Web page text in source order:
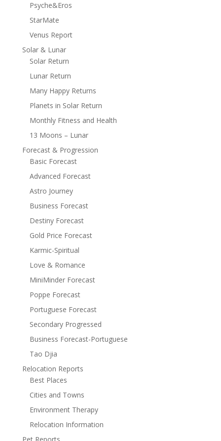
Psyche&Eros
StarMate
Venus Report
Solar & Lunar
Solar Return
Lunar Return
Many Happy Returns
Planets in Solar Return
Monthly Fitness and Health
13 Moons – Lunar
Forecast & Progression
Basic Forecast
Advanced Forecast
Astro Journey
Business Forecast
Destiny Forecast
Gold Price Forecast
Karmic-Spiritual
Love & Romance
MiniMinder Forecast
Poppe Forecast
Portuguese Forecast
Secondary Progressed
Business Forecast-Portuguese
Tao Djia
Relocation Reports
Best Places
Cities and Towns
Environment Therapy
Relocation Information